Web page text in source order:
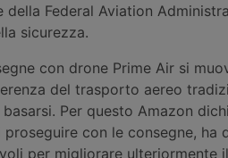
della Federal Aviation
sicurezza.
con drone Prime Air si
del trasporto aereo
Per questo Amazon
con le consegne, ha
per migliorare ulteriormente